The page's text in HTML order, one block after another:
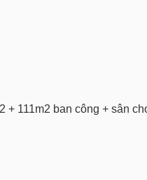
+ 111m2 ban công + sân